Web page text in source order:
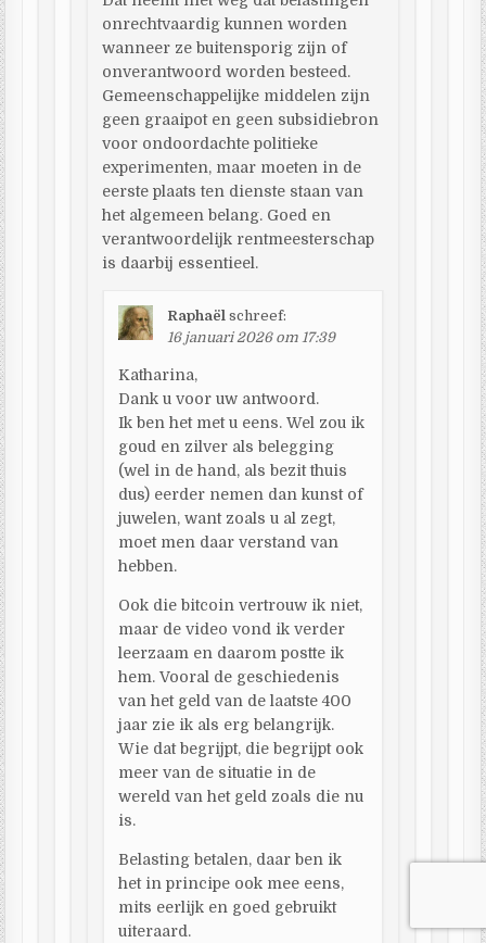
onrechtvaardig kunnen worden
wanneer ze buitensporig zijn of
onverantwoord worden besteed.
Gemeenschappelijke middelen zijn
geen graaipot en geen subsidiebron
voor ondoordachte politieke
experimenten, maar moeten in de
eerste plaats ten dienste staan van
het algemeen belang. Goed en
verantwoordelijk rentmeesterschap
is daarbij essentieel.
Raphaël schreef:
16 januari 2026 om 17:39
Katharina,
Dank u voor uw antwoord.
Ik ben het met u eens. Wel zou ik
goud en zilver als belegging
(wel in de hand, als bezit thuis
dus) eerder nemen dan kunst of
juwelen, want zoals u al zegt,
moet men daar verstand van
hebben.
Ook die bitcoin vertrouw ik niet,
maar de video vond ik verder
leerzaam en daarom postte ik
hem. Vooral de geschiedenis
van het geld van de laatste 400
jaar zie ik als erg belangrijk.
Wie dat begrijpt, die begrijpt ook
meer van de situatie in de
wereld van het geld zoals die nu
is.
Belasting betalen, daar ben ik
het in principe ook mee eens,
mits eerlijk en goed gebruikt
uiteraard.